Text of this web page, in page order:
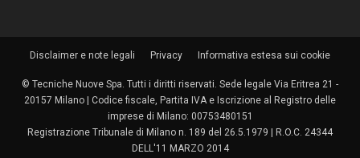
Disclaimer e note legali Privacy Informativa estesa sui cookie
© Tecniche Nuove Spa. Tutti i diritti riservati. Sede legale Via Eritrea 21 -
20157 Milano | Codice fiscale, Partita IVA e Iscrizione al Registro delle
imprese di Milano: 00753480151
Registrazione Tribunale di Milano n. 189 del 26.5.1979 | R.O.C. 24344
DELL'11 MARZO 2014